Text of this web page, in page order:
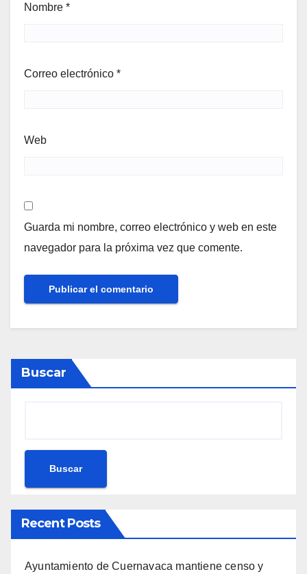
Nombre *
Correo electrónico *
Web
Guarda mi nombre, correo electrónico y web en este
navegador para la próxima vez que comente.
Buscar
Buscar
Recent Posts
Ayuntamiento de Cuernavaca mantiene censo y